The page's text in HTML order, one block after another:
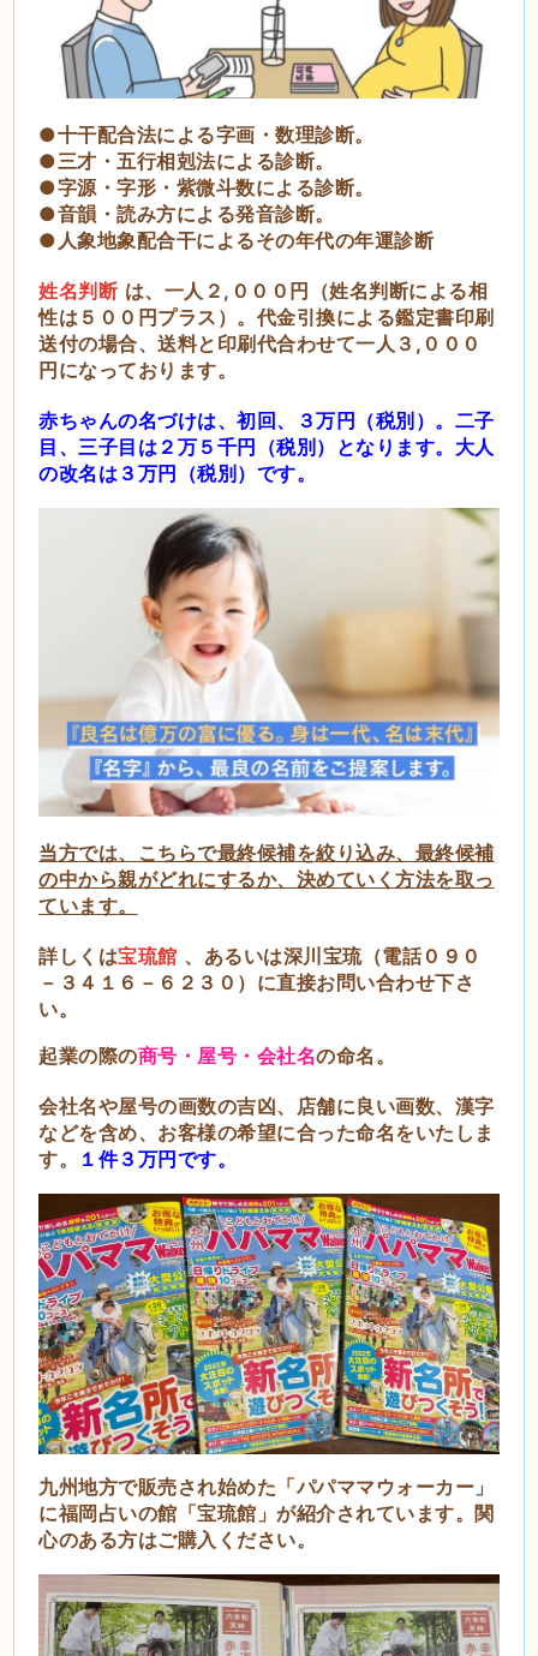
●十干配合法による字画・数理診断。
●三才・五行相剋法による診断。
●字源・字形・紫微斗数による診断。
●音韻・読み方による発音診断。
●人象地象配合干によるその年代の年運診断
姓名判断 は、一人２,０００円（姓名判断による相
性は５００円プラス）。代金引換による鑑定書印刷
送付の場合、送料と印刷代合わせて一人３,０００
円になっております。
赤ちゃんの名づけは、初回、３万円（税別）。二子
目、三子目は２万５千円（税別）となります。大人
の改名は３万円（税別）です。
当方では、こちらで最終候補を絞り込み、最終候補
の中から親がどれにするか、決めていく方法を取っ
ています。
詳しくは宝琉館 、あるいは深川宝琉（電話０９０
－３４１６－６２３０）に直接お問い合わせ下さ
い。
起業の際の商号・屋号・会社名の命名。
会社名や屋号の画数の吉凶、店舗に良い画数、漢字
などを含め、お客様の希望に合った命名をいたしま
す。
１件３万円です。
九州地方で販売され始めた「パパママウォーカー」
に福岡占いの館「宝琉館」が紹介されています。関
心のある方はご購入ください。